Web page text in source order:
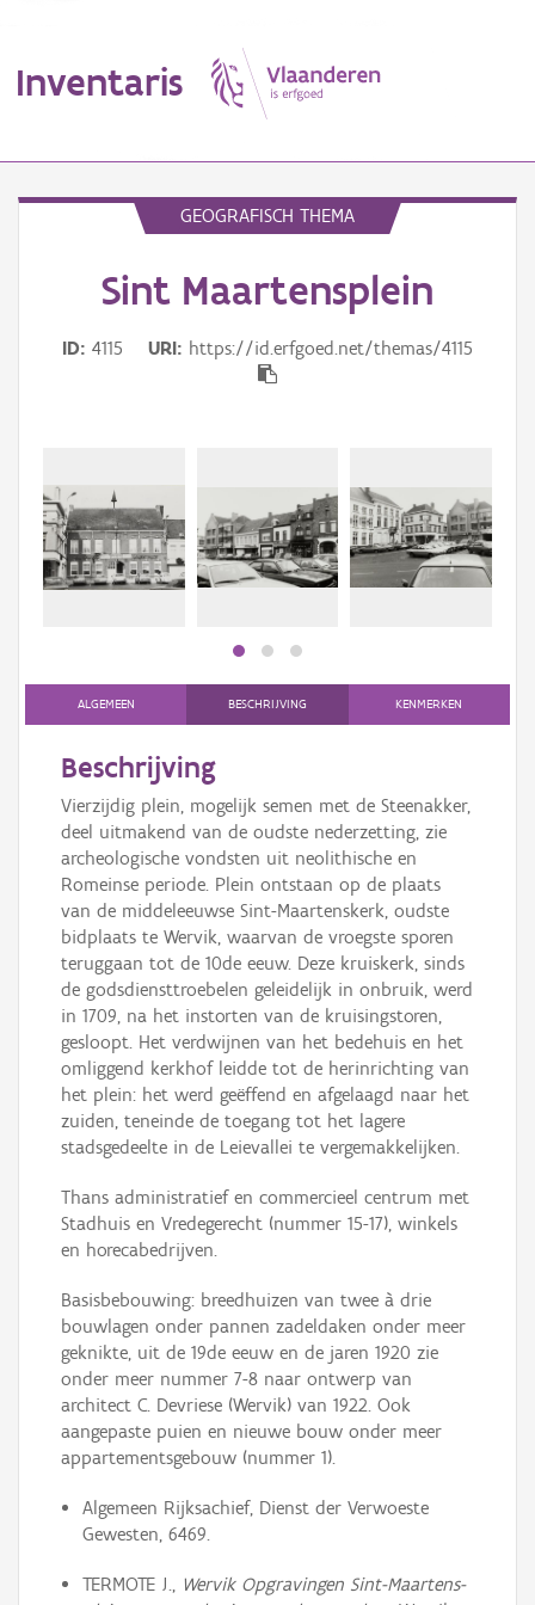
Inventaris
Erfgoedobject
Aanduidingsobject
Gebeurtenis
Persoon of collectief
Aanmelden
GEOGRAFISCH THEMA
Sint Maartensplein
ID 4115 URI https://id.erfgoed.net/themas/4115
ALGEMEEN BESCHRIJVING KENMERKEN
Beschrijving
Vierzijdig plein, mogelijk semen met de Steenakker,
deel uitmakend van de oudste nederzetting, zie
archeologische vondsten uit neolithische en
Romeinse periode. Plein ontstaan op de plaats
van de middeleeuwse Sint-Maartenskerk, oudste
bidplaats te Wervik, waarvan de vroegste sporen
teruggaan tot de 10de eeuw. Deze kruiskerk, sinds
de godsdiensttroebelen geleidelijk in onbruik, werd
in 1709, na het instorten van de kruisingstoren,
gesloopt. Het verdwijnen van het bedehuis en het
omliggend kerkhof leidde tot de herinrichting van
het plein: het werd geëffend en afgelaagd naar het
zuiden, teneinde de toegang tot het lagere
stadsgedeelte in de Leievallei te vergemakkelijken.
Thans administratief en commercieel centrum met
Stadhuis en Vredegerecht (nummer 15-17), winkels
en horecabedrijven.
Basisbebouwing: breedhuizen van twee à drie
bouwlagen onder pannen zadeldaken onder meer
geknikte, uit de 19de eeuw en de jaren 1920 zie
onder meer nummer 7-8 naar ontwerp van
architect C. Devriese (Wervik) van 1922. Ook
aangepaste puien en nieuwe bouw onder meer
appartementsgebouw (nummer 1).
Algemeen Rijksachief, Dienst der Verwoeste
Gewesten, 6469.
TERMOTE J., Wervik Opgravingen Sint-Maartens-